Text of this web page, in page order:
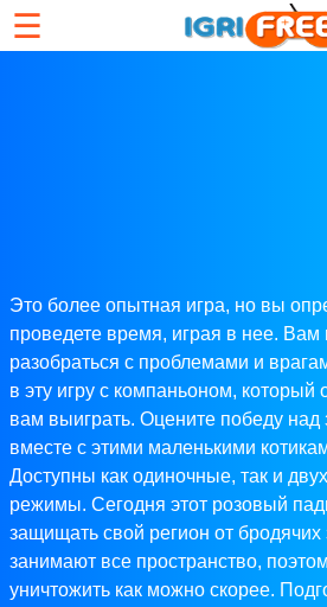
☰
Это более опытная игра, но вы
проведете время, играя в нее. Вам
разобраться с проблемами и
в эту игру с компаньоном, который
вам выиграть. Оцените победу
вместе с этими маленькими
Доступны как одиночные, так и
режимы. Сегодня этот розовый
защищать свой регион от
занимают все пространство,
уничтожить как можно скорее.